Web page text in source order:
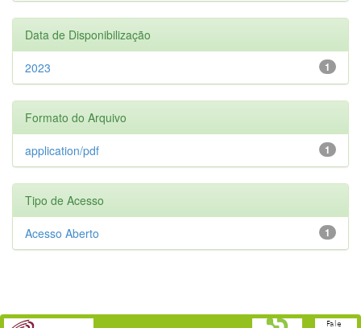
Data de Disponibilização
1
2023
Formato do Arquivo
1
application/pdf
Tipo de Acesso
1
Acesso Aberto